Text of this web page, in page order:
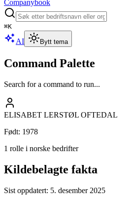
Companybook
⌘K
AI Bytt tema
Command Palette
Search for a command to run...
ELISABET LERSTØL OFTEDAL
Født: 1978
1 rolle i norske bedrifter
Kildebelagte fakta
Sist oppdatert: 5. desember 2025